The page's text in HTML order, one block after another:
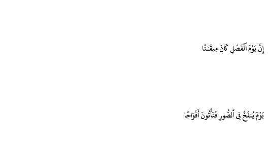
إِنَّ يَوْمَ ٱلْفَصْلِ كَانَ مِيقَـٰتًا
يَوْمَ يُنفَخُ فِى ٱلصُّورِ فَتَأْتُونَ أَفْوَاجًا